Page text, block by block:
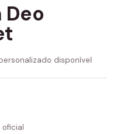
Deo
disponível